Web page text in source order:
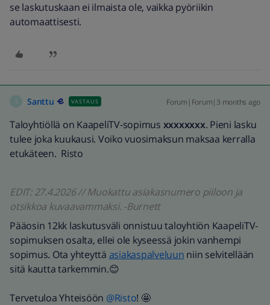
se laskutuskaan ei ilmaista ole, vaikka pyöriikin
automaattisesti.
Santtu VASTAUS Forum|Forum|3 months ago
Taloyhtiöllä on KaapeliTV-sopimus xxxxxxxx. Pieni lasku
tulee joka kuukausi. Voiko vuosimaksun maksaa kerralla
etukäteen. Risto
EDIT: 27.4.2026 // Muokattu asiakasnumero piiloon ja
otsikkoa kuvaavammaksi. -Burnett
Pääosin 12kk laskutusväli onnistuu taloyhtiön KaapeliTV-
sopimuksen osalta, ellei ole kyseessä jokin vanhempi
sopimus. Ota yhteyttä asiakaspalveluun niin selvitellään
sitä kautta tarkemmin.😊
Tervetuloa Yhteisöön ​ @Risto! 🤩